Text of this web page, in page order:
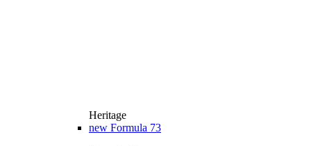
Heritage
new Formula 73